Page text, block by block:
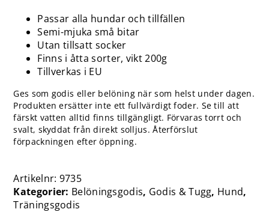
Passar alla hundar och tillfällen
Semi-mjuka små bitar
Utan tillsatt socker
Finns i åtta sorter, vikt 200g
Tillverkas i EU
Ges som godis eller belöning när som helst under dagen.
Produkten ersätter inte ett fullvärdigt foder. Se till att
färskt vatten alltid finns tillgängligt. Förvaras torrt och
svalt, skyddat från direkt solljus. Återförslut
förpackningen efter öppning.
Artikelnr: 9735
Kategorier: Belöningsgodis, Godis & Tugg, Hund,
Träningsgodis